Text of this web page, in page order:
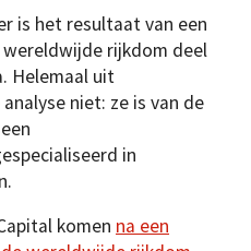
is het resultaat van een
wereldwijde rijkdom deel
Helemaal uit
niet: ze is van de
in
komen na een